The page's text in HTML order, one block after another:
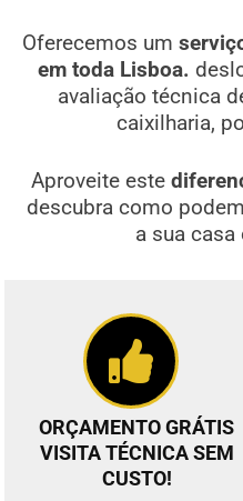
Oferecemos um
em toda Lisboa.
avaliação técnica
caixilharia,
Aproveite este
descubra como
a sua casa
ORÇAMENTO GRÁTIS
VISITA TÉCNICA SEM
CUSTO!